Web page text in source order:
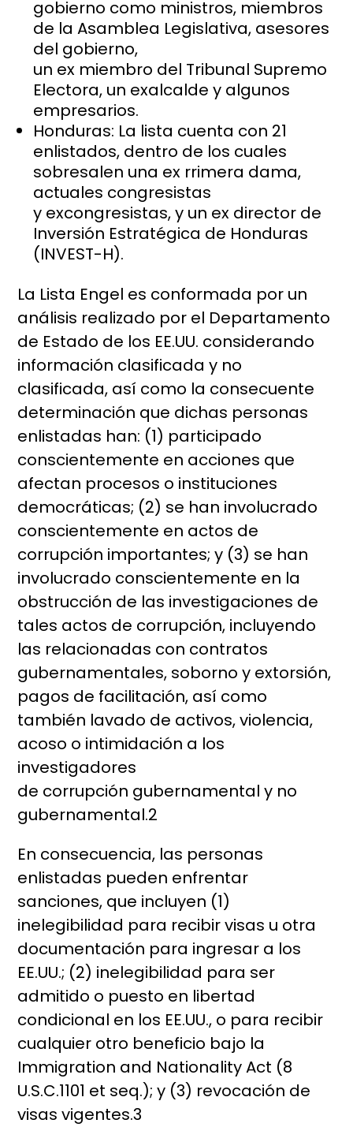
gobierno como ministros, miembros
de la Asamblea Legislativa, asesores
del gobierno,
un ex miembro del Tribunal Supremo
Electora, un exalcalde y algunos
empresarios.
Honduras: La lista cuenta con 21
enlistados, dentro de los cuales
sobresalen una ex rrimera dama,
actuales congresistas
y excongresistas, y un ex director de
Inversión Estratégica de Honduras
(INVEST-H).
La Lista Engel es conformada por un
análisis realizado por el Departamento
de Estado de los EE.UU. considerando
información clasificada y no
clasificada, así como la consecuente
determinación que dichas personas
enlistadas han: (1) participado
conscientemente en acciones que
afectan procesos o instituciones
democráticas; (2) se han involucrado
conscientemente en actos de
corrupción importantes; y (3) se han
involucrado conscientemente en la
obstrucción de las investigaciones de
tales actos de corrupción, incluyendo
las relacionadas con contratos
gubernamentales, soborno y extorsión,
pagos de facilitación, así como
también lavado de activos, violencia,
acoso o intimidación a los
investigadores
de corrupción gubernamental y no
gubernamental.2
En consecuencia, las personas
enlistadas pueden enfrentar
sanciones, que incluyen (1)
inelegibilidad para recibir visas u otra
documentación para ingresar a los
EE.UU.; (2) inelegibilidad para ser
admitido o puesto en libertad
condicional en los EE.UU., o para recibir
cualquier otro beneficio bajo la
Immigration and Nationality Act (8
U.S.C.1101 et seq.); y (3) revocación de
visas vigentes.3